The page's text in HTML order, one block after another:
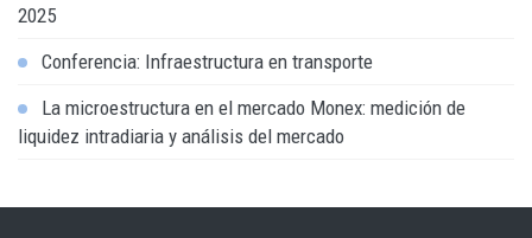
2025
Conferencia: Infraestructura en transporte
La microestructura en el mercado Monex: medición de
liquidez intradiaria y análisis del mercado